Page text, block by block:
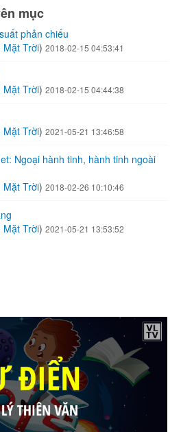
mục
phản chiếu
Mặt Trời) 2018-02-15 04:53:41
Mặt Trời) 2018-02-15 04:44:38
Mặt Trời) 2021-05-21 13:46:58
Ngoại hành tinh, hành tinh ngoài
Mặt Trời) 2018-02-26 10:10:46
Mặt Trời) 2021-05-21 13:53:52